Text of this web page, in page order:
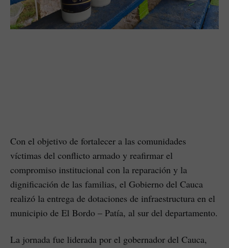
Con el objetivo de fortalecer a las comunidades
víctimas del conflicto armado y reafirmar el
compromiso institucional con la reparación y la
dignificación de las familias, el Gobierno del Cauca
realizó la entrega de dotaciones de infraestructura en el
municipio de El Bordo – Patía, al sur del departamento.
La jornada fue liderada por el gobernador del Cauca,